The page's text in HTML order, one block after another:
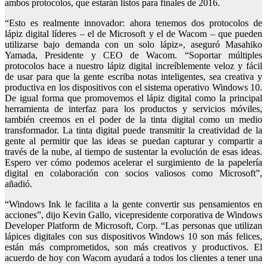
ambos protocolos, que estarán listos para finales de 2016.
“Esto es realmente innovador: ahora tenemos dos protocolos de
lápiz digital líderes – el de Microsoft y el de Wacom – que pueden
utilizarse bajo demanda con un solo lápiz», aseguró Masahiko
Yamada, Presidente y CEO de Wacom. “Soportar múltiples
protocolos hace a nuestro lápiz digital increíblemente veloz y fácil
de usar para que la gente escriba notas inteligentes, sea creativa y
productiva en los dispositivos con el sistema operativo Windows 10.
De igual forma que promovemos el lápiz digital como la principal
herramienta de interfaz para los productos y servicios móviles,
también creemos en el poder de la tinta digital como un medio
transformador. La tinta digital puede transmitir la creatividad de la
gente al permitir que las ideas se puedan capturar y compartir a
través de la nube, al tiempo de sustentar la evolución de esas ideas.
Espero ver cómo podemos acelerar el surgimiento de la papelería
digital en colaboración con socios valiosos como Microsoft”,
añadió.
“Windows Ink le facilita a la gente convertir sus pensamientos en
acciones”, dijo Kevin Gallo, vicepresidente corporativa de Windows
Developer Platform de Microsoft, Corp. “Las personas que utilizan
lápices digitales con sus dispositivos Windows 10 son más felices,
están más comprometidos, son más creativos y productivos. El
acuerdo de hoy con Wacom ayudará a todos los clientes a tener una